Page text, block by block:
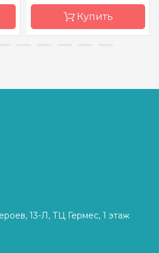
Купить
13-Л, ТЦ Гермес, 1 этаж